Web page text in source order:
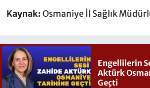
Kaynak:Osmaniye İl Sağlık
Engellilerin
Aktürk
Geçti